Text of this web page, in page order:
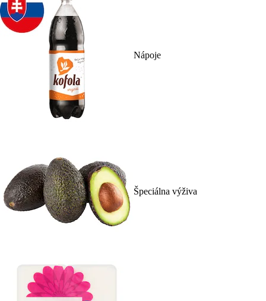
Nápoje
Špeciálna výživa